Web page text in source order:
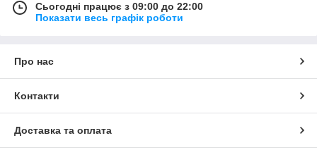
Сьогодні працює з 09:00 до 22:00
Показати весь графік роботи
Про нас
Контакти
Доставка та оплата